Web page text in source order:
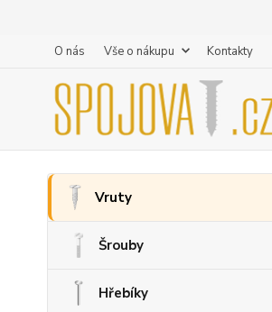
O nás Vše o nákupu Kontakty
Vruty
Šrouby
Hřebíky